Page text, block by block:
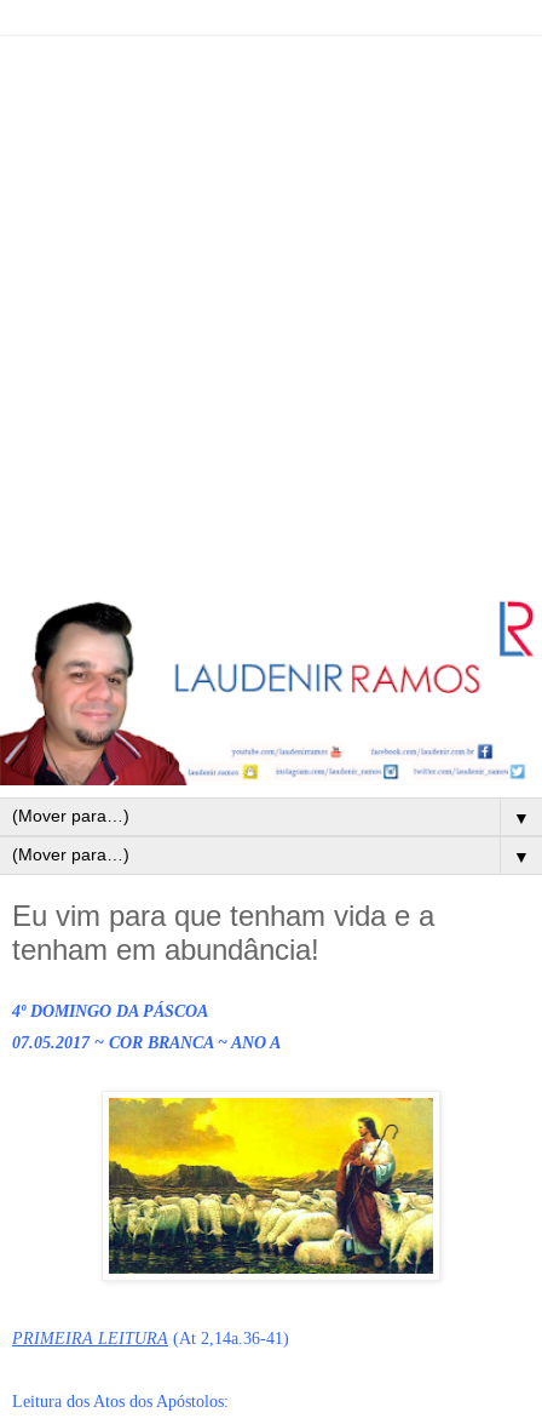
▼
▼
Eu vim para que tenham vida e a
tenham em abundância!
4º DOMINGO DA PÁSCOA
07.05.2017 ~ COR BRANCA ~ ANO A
PRIMEIRA LEITURA (At 2,14a.36-41)
Leitura dos Atos dos Apóstolos: